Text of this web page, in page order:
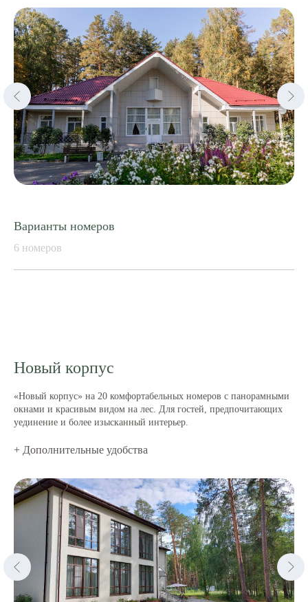
Варианты номеров
6 номеров
Новый корпус
«Новый корпус» на 20 комфортабельных номеров с панорамными
окнами и красивым видом на лес. Для гостей, предпочитающих
уединение и более изысканный интерьер.
+ Дополнительные удобства